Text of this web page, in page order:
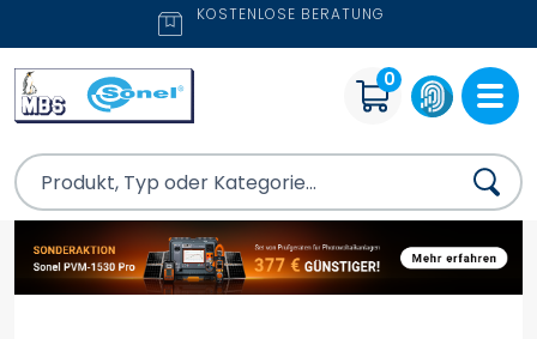
KOSTENLOSE BERATUNG
0